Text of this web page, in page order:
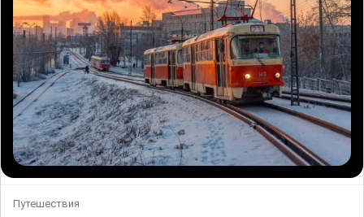
Путешествия